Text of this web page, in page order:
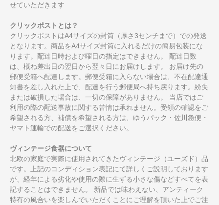
せていただきます
クリックポストとは？
クリックポストはA4サイズの封筒（厚さ3センチまで）での発送
となります。商品をA4サイズ封筒に入れるだけの簡易包装にな
ります。配達日時および曜日の指定はできません。 配達日数
は、概ね差出日の翌日から翌々日にお届けします。 お届け先の
郵便受箱へ配達します。郵便受箱に入らない場合は、不在配達通
知書を差し入れた上で、配達を行う郵便局へ持ち戻ります。紛失
または破損した場合は、一切の保障がありません。 当店ではご
利用の際の配送事故に関する苦情は承れません。受領の確認をご
希望される方、補償を希望される方は、ゆうパック・佐川急便・
ヤマト運輸での配送をご選択ください。
ヴィンテージ食器について
北欧の家庭で実際に使用されてきたヴィンテージ（ユーズド）品
です。上記のコンディション表記にて詳しくご説明しております
が、経年による劣化や使用の際に生ずる小さな傷などすべてを表
記することはできません。 新品では味わえない、アンティーク
特有の風合いを楽しんでいただくことにご理解を頂いた上でご注